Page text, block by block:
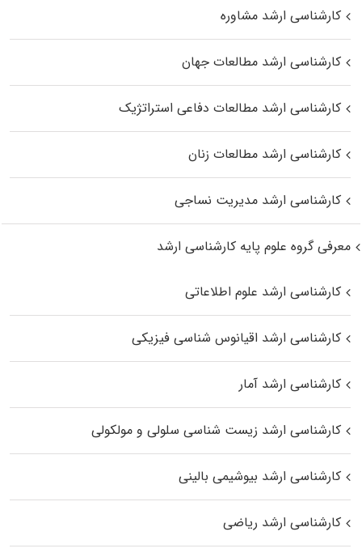
کارشناسی ارشد مشاوره
کارشناسی ارشد مطالعات جهان
کارشناسی ارشد مطالعات دفاعی استراتژیک
کارشناسی ارشد مطالعات زنان
کارشناسی ارشد مدیریت نساجی
معرفی گروه علوم پایه کارشناسی ارشد
کارشناسی ارشد علوم اطلاعاتی
کارشناسی ارشد اقیانوس‌ شناسی فیزیکی
کارشناسی ارشد آمار
کارشناسی ارشد زیست شناسی سلولی و مولکولی
کارشناسی ارشد بیوشیمی بالینی
کارشناسی ارشد ریاضی